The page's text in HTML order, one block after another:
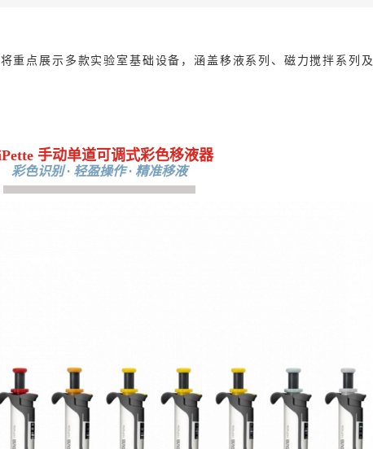
重点展示多款实验室基础设备，涵盖移液系列、磁力搅拌系列及
手动单道可调式彩色移液器
彩色识别 · 轻盈操作 · 精准移液